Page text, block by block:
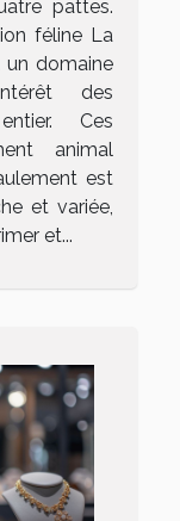
pattes.
féline La
domaine
des
Ces
animal
est
et variée,
et...